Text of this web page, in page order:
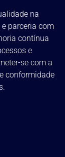
na
parceria com
contínua
e
se com a
conformidade